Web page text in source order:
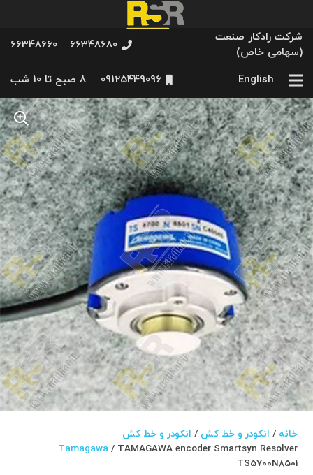
شرکت رادکار صنعت
(سهامی خاص)
66348680 – 66348660
English
09125449096 8 صبح تا 10 شب
خانه / انکودر و خط کش / انکودر و خط کش
Tamagawa/ TAMAGAWA encoder Smartsyn Resolver
TS5700N8501